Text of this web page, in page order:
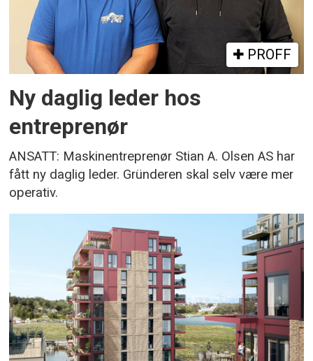
PROFF
Ny daglig leder hos
entreprenør
ANSATT: Maskinentreprenør Stian A. Olsen AS har
fått ny daglig leder. Gründeren skal selv være mer
operativ.